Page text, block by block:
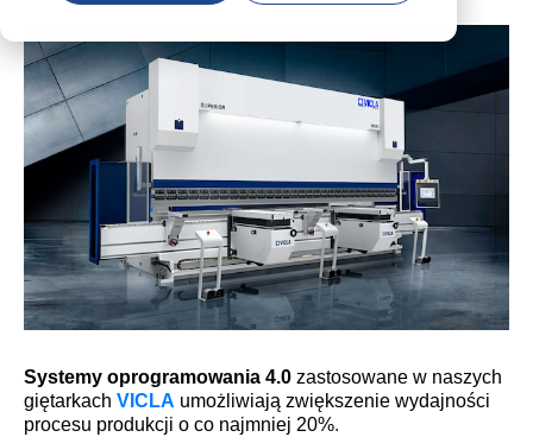
Systemy oprogramowania 4.0 zastosowane w naszych
giętarkach VICLA umożliwiają zwiększenie wydajności
procesu produkcji o co najmniej 20%.